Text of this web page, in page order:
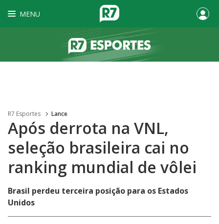
MENU
R7 Esportes Lance
Após derrota na VNL,
seleção brasileira cai no
ranking mundial de vôlei
Brasil perdeu terceira posição para os Estados
Unidos